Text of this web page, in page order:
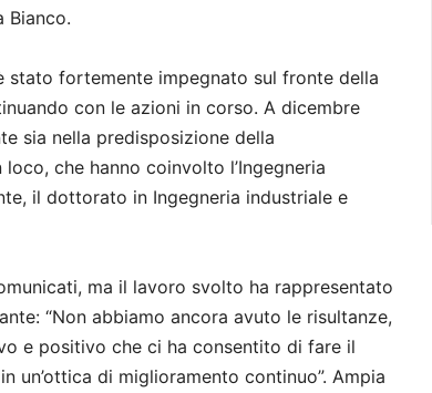
Bianco.
stato fortemente impegnato sul fronte della
con le azioni in corso. A dicembre
sia nella predisposizione della
che hanno coinvolto l’Ingegneria
il dottorato in Ingegneria industriale e
ma il lavoro svolto ha rappresentato
“Non abbiamo ancora avuto le risultanze,
e positivo che ci ha consentito di fare il
un’ottica di miglioramento continuo”. Ampia